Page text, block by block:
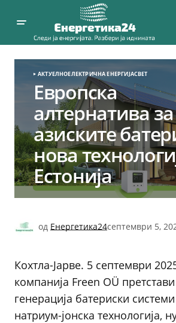
АКТУЕЛНОЕЛЕКТРИЧНА ЕНЕРГИЈАСВЕТ
Европска
алтернатива за
азиските
нова
Естонија
од Енергетика24септември 5,
Кохтла-Јарве. 5 септември
компанија Freen OÜ
генерација батериски
натриум-јонска технологија,